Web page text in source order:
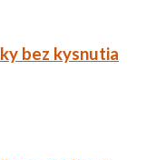
bez kysnutia